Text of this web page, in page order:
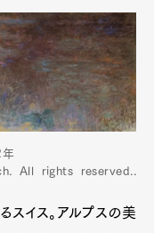
年
All rights reserved..
イス。アルプスの美